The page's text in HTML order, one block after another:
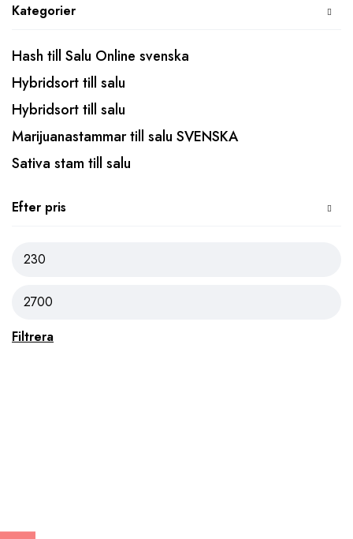
Kategorier
Hash till Salu Online svenska
Hybridsort till salu
Hybridsort till salu
Marijuanastammar till salu SVENSKA
Sativa stam till salu
Efter pris
Filtrera